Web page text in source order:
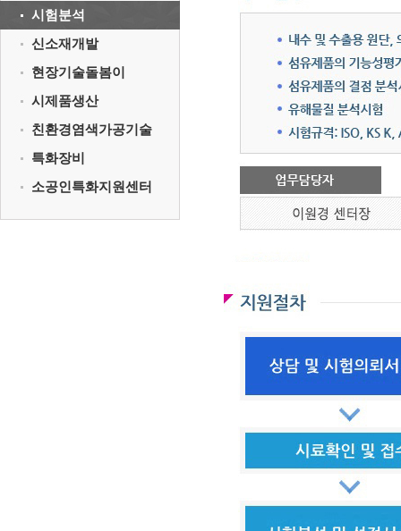
시험분석
신소재개발
현장기술돌봄이
시제품생산
친환경염색가공기술
특화장비
소공인특화지원센터